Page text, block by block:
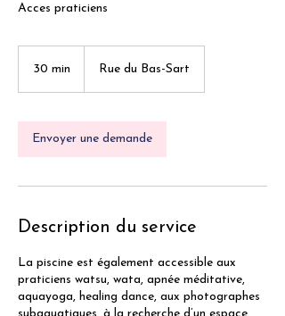
Acces praticiens
30 min
i
n
Rue du Bas-Sart
Envoyer une demande
Description du service
La piscine est également accessible aux
praticiens watsu, wata, apnée méditative,
aquayoga, healing dance, aux photographes